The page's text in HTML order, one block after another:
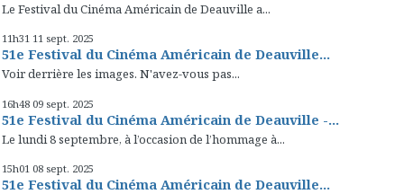
Le Festival du Cinéma Américain de Deauville a...
11h31 11 sept. 2025
51e Festival du Cinéma Américain de Deauville...
Voir derrière les images. N'avez-vous pas...
16h48 09 sept. 2025
51e Festival du Cinéma Américain de Deauville -...
Le lundi 8 septembre, à l’occasion de l’hommage à...
15h01 08 sept. 2025
51e Festival du Cinéma Américain de Deauville...